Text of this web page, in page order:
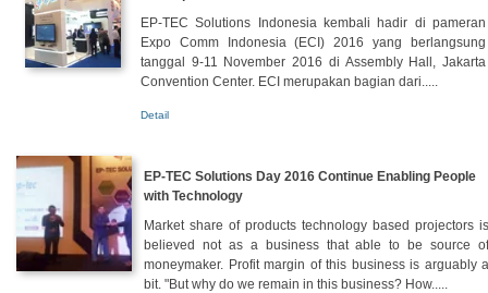
EP-TEC Solutions Day 2016 Continue Enabling People
with Technology
Market share of products technology based projectors is
believed not as a business that able to be source of
moneymaker. Profit margin of this business is arguably a
bit. "But why do we remain in this business? How.....
EP-TEC Solutions Indonesia kembali hadir di pameran
Expo Comm Indonesia (ECI) 2016 yang berlangsung
tanggal 9-11 November 2016 di Assembly Hall, Jakarta
Convention Center. ECI merupakan bagian dari.....
Detail